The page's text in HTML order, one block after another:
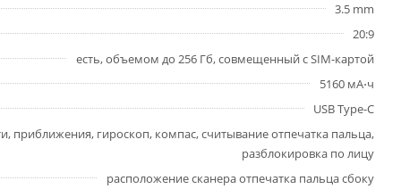
3.5 mm
20:9
есть, объемом до 256 Гб, совмещенный с SIM-картой
5160 мА⋅ч
USB Type-C
приближения, гироскоп, компас, считывание отпечатка пальца,
разблокировка по лицу
расположение сканера отпечатка пальца сбоку